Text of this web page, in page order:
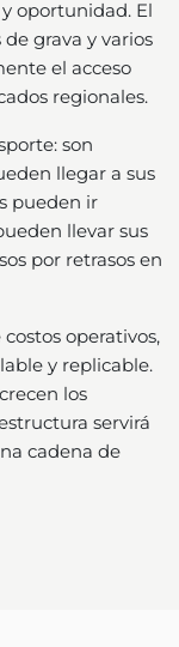
oportunidad. El
grava y varios
el acceso
regionales.
son
llegar a sus
pueden ir
llevar sus
por retrasos en
operativos,
y replicable.
los
servirá
cadena de